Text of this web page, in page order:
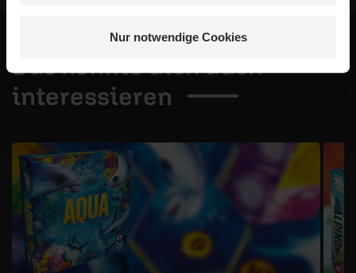
Nur notwendige Cookies
Das könnte dich auch
interessieren